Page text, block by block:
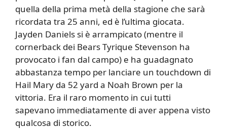
quella della prima metà della stagione che sarà
ricordata tra 25 anni, ed è l’ultima giocata.
Jayden Daniels si è arrampicato (mentre il
cornerback dei Bears Tyrique Stevenson ha
provocato i fan dal campo) e ha guadagnato
abbastanza tempo per lanciare un touchdown di
Hail Mary da 52 yard a Noah Brown per la
vittoria. Era il raro momento in cui tutti
sapevano immediatamente di aver appena visto
qualcosa di storico.